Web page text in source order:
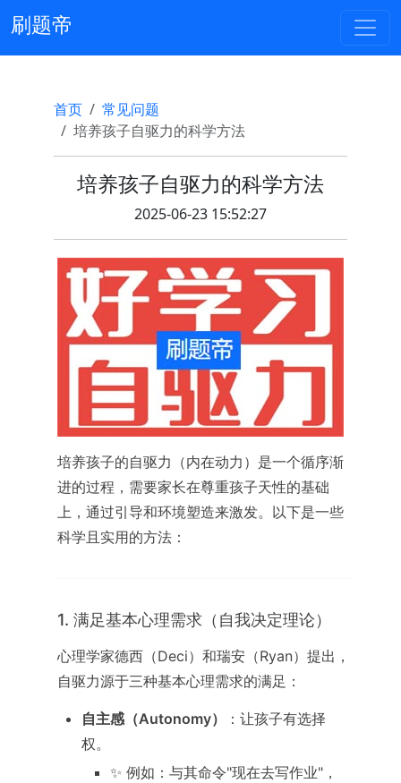
刷题帝
首页
常见问题
培养孩子自驱力的科学方法
培养孩子自驱力的科学方法
2025-06-23 15:52:27
培养孩子的自驱力（内在动力）是一个循序渐
进的过程，需要家长在尊重孩子天性的基础
上，通过引导和环境塑造来激发。以下是一些
科学且实用的方法：
1. 满足基本心理需求（自我决定理论）
心理学家德西（Deci）和瑞安（Ryan）提出，
自驱力源于三种基本心理需求的满足：
自主感（Autonomy）
：让孩子有选择
权。
✨ 例如：与其命令"现在去写作业"，